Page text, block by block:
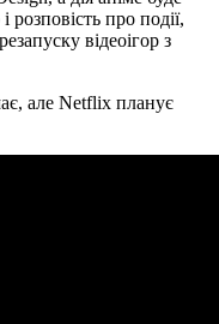
розповість про події,
відеоігор з
але Netflix планує